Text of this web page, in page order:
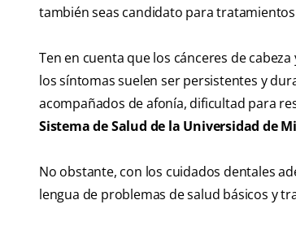
también seas candidato para
Ten en cuenta que los cánceres de
los síntomas suelen ser persistentes y
acompañados de afonía, dificultad para
Sistema de Salud de la Universidad de
No obstante, con los cuidados dentales
lengua de problemas de salud básicos y